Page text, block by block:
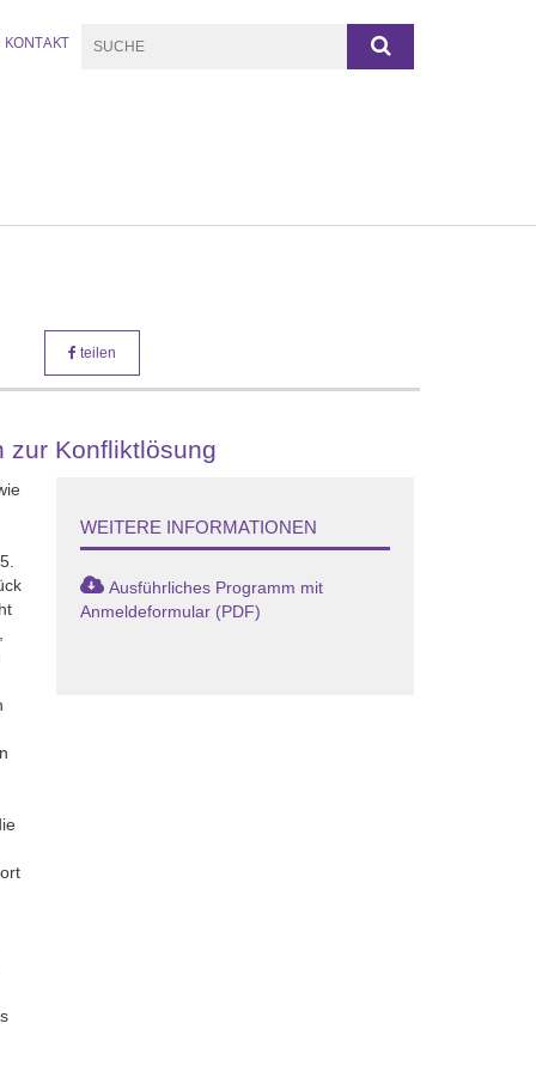
KONTAKT
teilen
zur Konfliktlösung
WEITERE INFORMATIONEN
Ausführliches Programm mit
Anmeldeformular (PDF)